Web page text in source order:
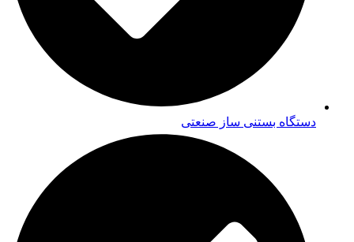
دستگاه بستنی ساز صنعتی